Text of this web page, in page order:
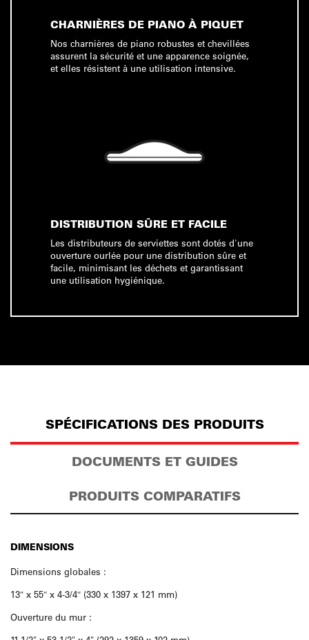
CHARNIÈRES DE PIANO À PIQUET
Nos charnières de piano robustes et chevillées
assurent la sécurité et une apparence soignée,
et elles résistent à une utilisation intensive.
DISTRIBUTION SÛRE ET FACILE
Les distributeurs de serviettes sont dotés d'une
ouverture ourlée pour une distribution sûre et
facile, minimisant les déchets et garantissant
une utilisation hygiénique.
SPÉCIFICATIONS DES PRODUITS
DOCUMENTS ET GUIDES
PRODUITS COMPARATIFS
DIMENSIONS
Dimensions globales :
13″ x 55″ x 4-3/4″ (330 x 1397 x 121 mm)
Ouverture du mur :